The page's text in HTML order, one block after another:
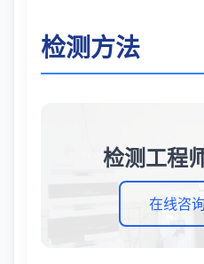
检测方法
检测工程
在线咨